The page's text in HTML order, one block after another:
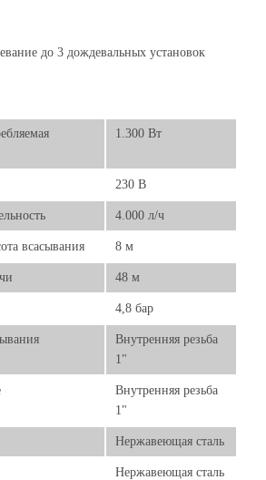
до 3 дождевальных установок
1.300 Вт
230 В
4.000 л/ч
всасывания 8 м
48 м
4,8 бар
Внутренняя резьба
1"
Внутренняя резьба
1"
Нержавеющая сталь
Нержавеющая сталь